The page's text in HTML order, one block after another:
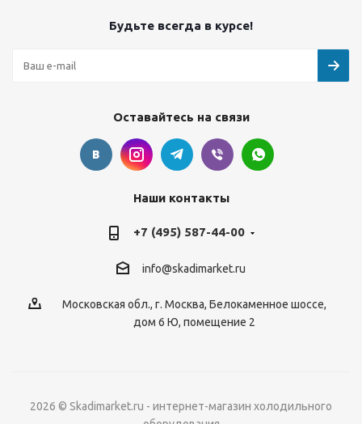
Будьте всегда в курсе!
Оставайтесь на связи
Наши контакты
+7 (495) 587-44-00
info@skadimarket.ru
Московская обл., г. Москва, Белокаменное шоссе,
дом 6 Ю, помещение 2
2026 © Skadimarket.ru - интернет-магазин холодильного